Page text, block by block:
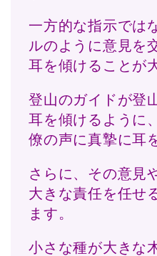
一方的な指示では
ルのように意見を
耳を傾けることが
登山のガイドが登
耳を傾けるように
僚の声に真摯に耳
さらに、その意見
大きな責任を任せ
ます。
小さな種が大きな